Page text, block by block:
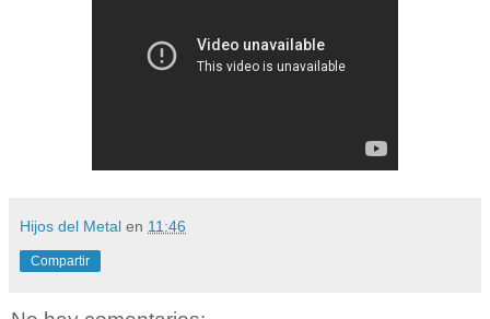
Hijos del Metal en 11:46
Compartir